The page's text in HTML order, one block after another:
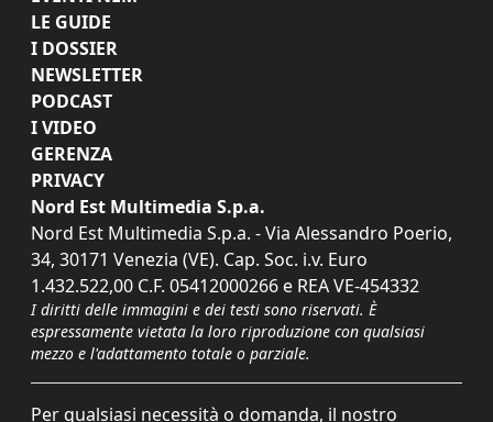
LE GUIDE
I DOSSIER
NEWSLETTER
PODCAST
I VIDEO
GERENZA
PRIVACY
Nord Est Multimedia S.p.a.
Nord Est Multimedia S.p.a. - Via Alessandro Poerio,
34, 30171 Venezia (VE). Cap. Soc. i.v. Euro
1.432.522,00 C.F. 05412000266 e REA VE-454332
I diritti delle immagini e dei testi sono riservati. È
espressamente vietata la loro riproduzione con qualsiasi
mezzo e l'adattamento totale o parziale.
Per qualsiasi necessità o domanda, il nostro